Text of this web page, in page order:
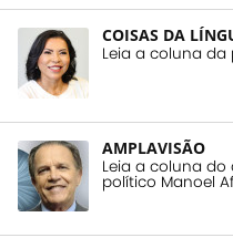
COISAS DA
Leia a coluna da
AMPLAVISÃO
Leia a coluna
político Manoel